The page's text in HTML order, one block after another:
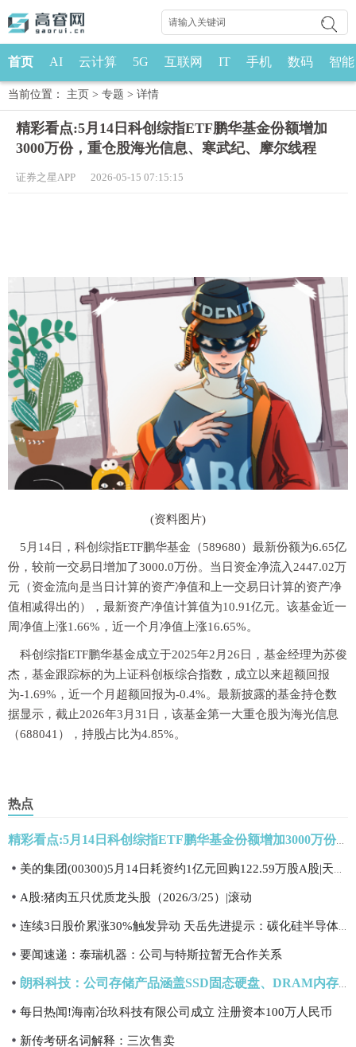
首页 AI 云计算 5G 互联网 IT 手机 数码 智能
当前位置： 主页 > 专题 > 详情
精彩看点:5月14日科创综指ETF鹏华基金份额增加
3000万份，重仓股海光信息、寒武纪、摩尔线程
证券之星APP 2026-05-15 07:15:15
(资料图片)
5月14日，科创综指ETF鹏华基金（589680）最新份额为6.65亿
份，较前一交易日增加了3000.0万份。当日资金净流入2447.02万
元（资金流向是当日计算的资产净值和上一交易日计算的资产净
值相减得出的），最新资产净值计算值为10.91亿元。该基金近一
周净值上涨1.66%，近一个月净值上涨16.65%。
科创综指ETF鹏华基金成立于2025年2月26日，基金经理为苏俊
杰，基金跟踪标的为上证科创板综合指数，成立以来超额回报
为-1.69%，近一个月超额回报为-0.4%。最新披露的基金持仓数
据显示，截止2026年3月31日，该基金第一大重仓股为海光信息
（688041），持股占比为4.85%。
热点
精彩看点:5月14日科创综指ETF鹏华基金份额增加3000万份，重仓股海光信息、寒武纪、摩尔线程
A股:猪肉五只优质龙头股（2026/3/25）|滚动
要闻速递：泰瑞机器：公司与特斯拉暂无合作关系
每日热闻!海南冶玖科技有限公司成立 注册资本100万人民币
新传考研名词解释：三次售卖